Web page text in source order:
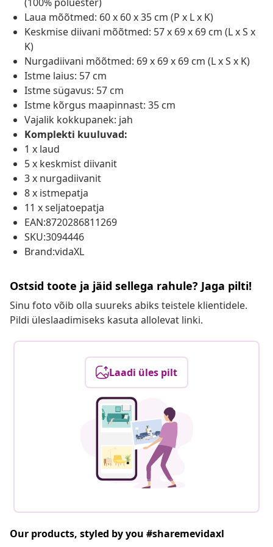
Laua mõõtmed: 60 x 60 x 35 cm (P x L x K)
Keskmise diivani mõõtmed: 57 x 69 x 69 cm (L x S x
K)
Nurgadiivani mõõtmed: 69 x 69 x 69 cm (L x S x K)
Istme laius: 57 cm
Istme sügavus: 57 cm
Istme kõrgus maapinnast: 35 cm
Vajalik kokkupanek: jah
Komplekti kuuluvad:
1 x laud
5 x keskmist diivanit
3 x nurgadiivanit
8 x istmepatja
11 x seljatoepatja
EAN:8720286811269
SKU:3094446
Brand:vidaXL
Ostsid toote ja jäid sellega rahule? Jaga pilti!
Sinu foto võib olla suureks abiks teistele klientidele.
Pildi üleslaadimiseks kasuta allolevat linki.
Laadi üles pilt
Our products, styled by you #sharemevidaxl